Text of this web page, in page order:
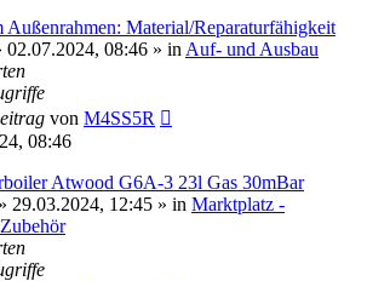
Außenrahmen: Material/Reparaturfähigkeit
02.07.2024, 08:46 » in Auf- und Ausbau
von M4SS5R
08:46
Atwood G6A-3 23l Gas 30mBar
» 29.03.2024, 12:45 » in Marktplatz -